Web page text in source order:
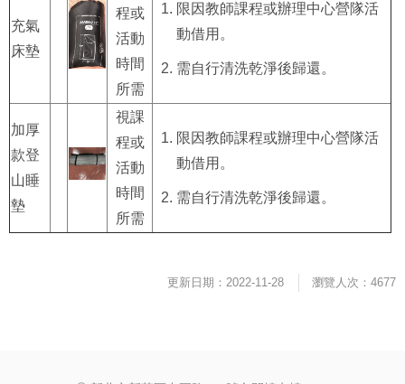
充氣
床墊
程或
活動
時間
所需
限因教師課程或辦理中心營隊活
動借用。
需自行清洗乾淨後歸還。
加厚
款登
山睡
墊
視課
程或
活動
時間
所需
限因教師課程或辦理中心營隊活
動借用。
需自行清洗乾淨後歸還。
更新日期：2022-11-28 瀏覽人次：4677